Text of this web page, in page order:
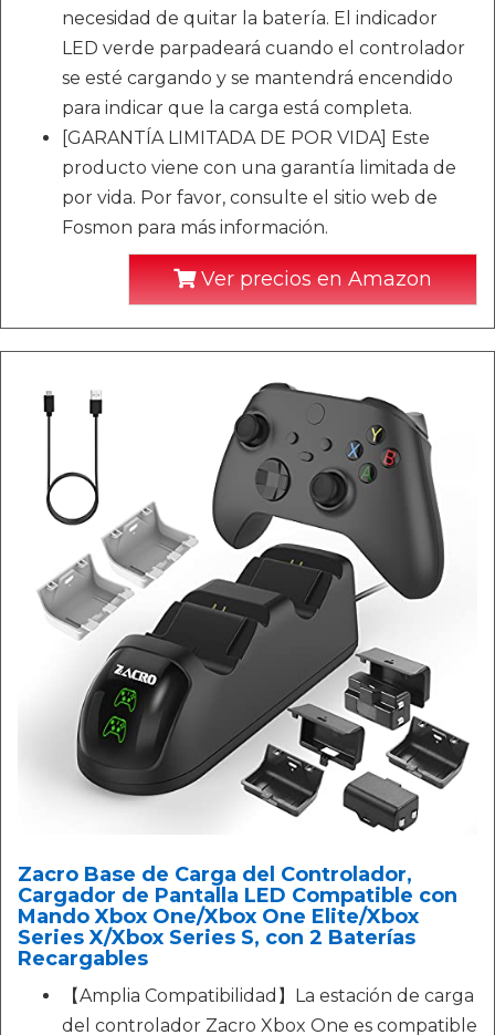
necesidad de quitar la batería. El indicador
LED verde parpadeará cuando el controlador
se esté cargando y se mantendrá encendido
para indicar que la carga está completa.
[GARANTÍA LIMITADA DE POR VIDA] Este
producto viene con una garantía limitada de
por vida. Por favor, consulte el sitio web de
Fosmon para más información.
Ver precios en Amazon
Zacro Base de Carga del Controlador,
Cargador de Pantalla LED Compatible con
Mando Xbox One/Xbox One Elite/Xbox
Series X/Xbox Series S, con 2 Baterías
Recargables
【Amplia Compatibilidad】La estación de carga
del controlador Zacro Xbox One es compatible